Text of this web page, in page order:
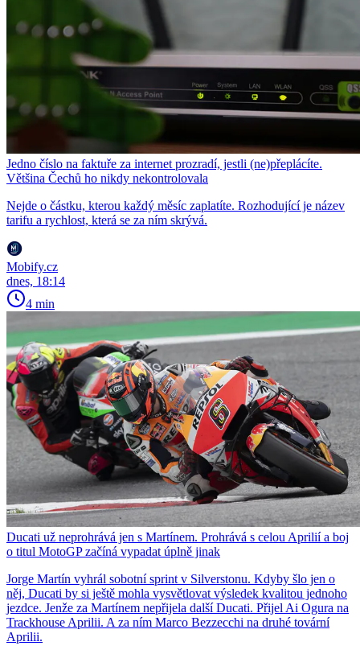
Jedno číslo na faktuře za internet prozradí, jestli (ne)přeplácíte.
Většina Čechů ho nikdy nekontrolovala
Nejde o částku, kterou každý měsíc zaplatíte. Rozhodující je název
tarifu a rychlost, která se za ním skrývá.
Mobify.cz
dnes, 18:14
4 min
Ducati už neprohrává jen s Martínem. Prohrává s celou Aprilií a boj
o titul MotoGP začíná vypadat úplně jinak
Jorge Martín vyhrál sobotní sprint v Silverstonu. Kdyby šlo jen o
něj, Ducati by si ještě mohla vysvětlovat výsledek kvalitou jednoho
jezdce. Jenže za Martínem nepřijela další Ducati. Přijel Ai Ogura na
Trackhouse Aprilii. A za ním Marco Bezzecchi na druhé tovární
Aprilii.